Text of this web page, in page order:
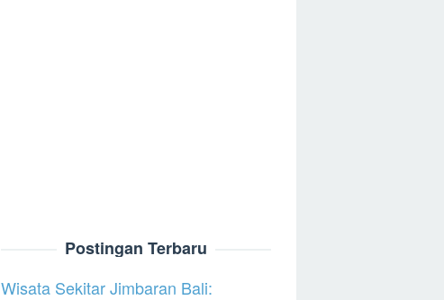
Postingan Terbaru
Wisata Sekitar Jimbaran Bali: